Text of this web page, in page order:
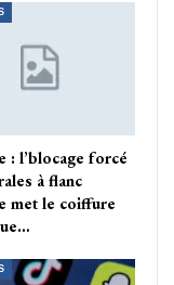
: l’blocage forcé
à flanc
met le coiffure